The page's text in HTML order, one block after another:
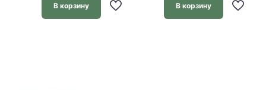
В корзину В корзину